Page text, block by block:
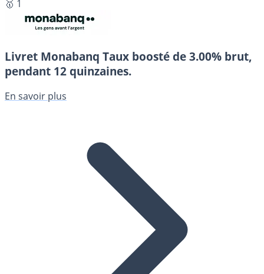
🥇 1
Livret Monabanq Taux boosté de 3.00% brut,
pendant 12 quinzaines.
En savoir plus